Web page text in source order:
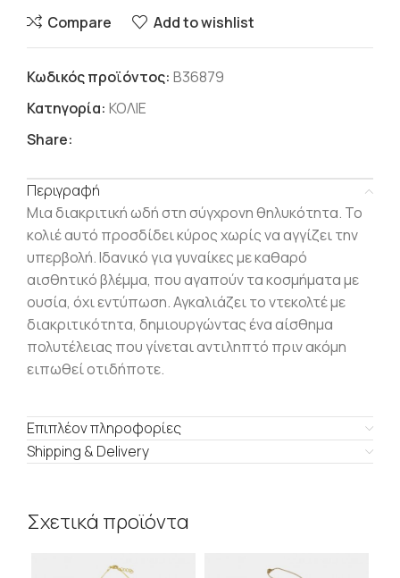
Compare Add to wishlist
Κωδικός προϊόντος: Β36879
Κατηγορία: ΚΟΛΙΕ
Share:
Περιγραφή
Μια διακριτική ωδή στη σύγχρονη θηλυκότητα. Το
κολιέ αυτό προσδίδει κύρος χωρίς να αγγίζει την
υπερβολή. Ιδανικό για γυναίκες με καθαρό
αισθητικό βλέμμα, που αγαπούν τα κοσμήματα με
ουσία, όχι εντύπωση. Αγκαλιάζει το ντεκολτέ με
διακριτικότητα, δημιουργώντας ένα αίσθημα
πολυτέλειας που γίνεται αντιληπτό πριν ακόμη
ειπωθεί οτιδήποτε.
Επιπλέον πληροφορίες
Shipping & Delivery
Σχετικά προϊόντα